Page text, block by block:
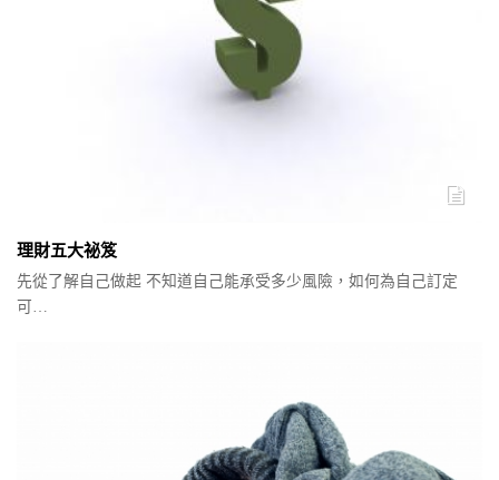
理財五大祕笈
先從了解自己做起 不知道自己能承受多少風險，如何為自己訂定
可…